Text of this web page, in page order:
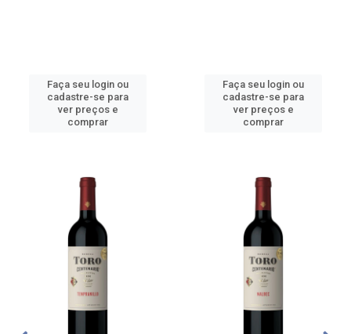
Faça seu login ou
cadastre-se para
ver preços e
comprar
Faça seu login ou
cadastre-se para
ver preços e
comprar